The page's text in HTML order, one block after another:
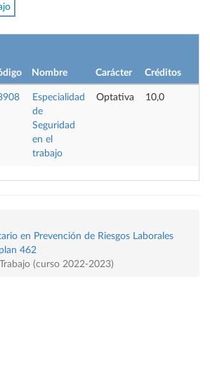
Nombre Carácter Créditos
Especialidad
de
Seguridad
en el
trabajo
Optativa 10,0
en Prevención de Riesgos Laborales
462
(curso 2022-2023)